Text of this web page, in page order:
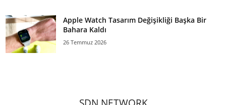
Apple Watch Tasarım Değişikliği Başka Bir
Bahara Kaldı
26 Temmuz 2026